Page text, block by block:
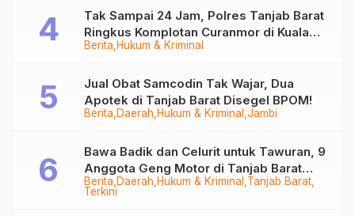
Berita Hukum & Kriminal
Tak Sampai 24 Jam, Polres Tanjab Barat
Ringkus Komplotan Curanmor di Kuala
Tungkal
Berita Daerah Hukum & Kriminal Jambi
Jual Obat Samcodin Tak Wajar, Dua
Apotek di Tanjab Barat Disegel BPOM!
Berita Daerah Hukum & Kriminal Tanjab Barat
Terkini
Bawa Badik dan Celurit untuk Tawuran, 9
Anggota Geng Motor di Tanjab Barat
Diringkus